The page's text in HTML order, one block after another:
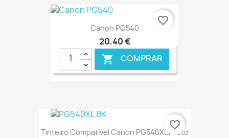
€ ONLINE
Canon PG540
20,40 €
 COMPRAR
€ ONLINE
favorite_border
Tinteiro Compatível Canon PG540XL Preto
favorite_border